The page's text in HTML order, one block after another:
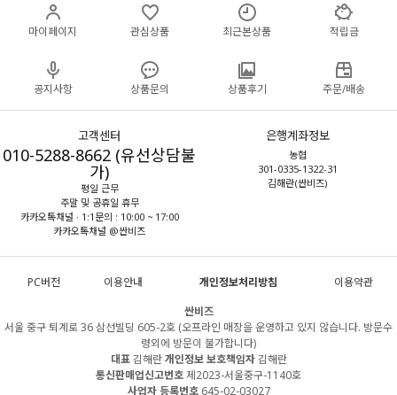
마이페이지 관심상품 최근본상품 적립금
공지사항 상품문의 상품후기 주문/배송
고객센터
010-5288-8662 (유선상담불
가)
평일 근무
주말 및 공휴일 휴무
카카오톡채널 · 1:1문의 : 10:00 ~ 17:00
카카오톡채널 @싼비즈
은행계좌정보
농협
301-0335-1322-31
김해란(싼비즈)
PC버전 이용안내 개인정보처리방침
이용약관
싼비즈
서울 중구 퇴계로 36 삼선빌딩 605-2호 (오프라인 매장을 운영하고 있지 않습니다. 방문수
령외에 방문이 불가합니다)
대표김해란개인정보 보호책임자김해란
통신판매업신고번호제2023-서울중구-1140호
사업자 등록번호645-02-03027